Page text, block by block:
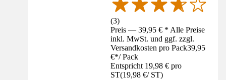
(3)
Preis — 39,95 € * Alle Preise
inkl. MwSt. und ggf. zzgl.
Versandkosten pro Pack39,95
€*/ Pack
Entspricht 19,98 € pro
ST(19,98 €/ ST)